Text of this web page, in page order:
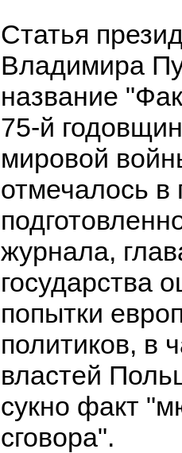
Статья
Владимира
название
75-й
мировой
отмечалось в
журнала,
государства
попытки
политиков, в
властей
сукно факт
сговора".